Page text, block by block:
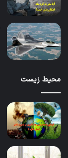
محیط زیست